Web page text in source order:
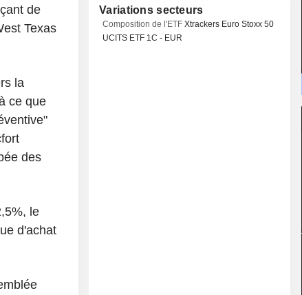
de
Texas
la
ce que
des
le
d'achat
Variations secteurs
Composition de l'ETFXtrackers Euro Stoxx 50
UCITS ETF 1C - EUR